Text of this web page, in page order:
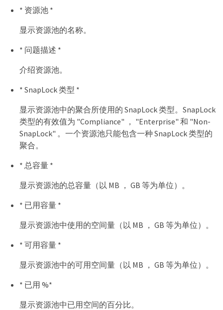
* 资源池 *
显示资源池的名称。
* 问题描述 *
介绍资源池。
* SnapLock 类型 *
显示资源池中的聚合所使用的 SnapLock 类型。SnapLock
类型的有效值为 "Compliance" ， "Enterprise" 和 "Non-
SnapLock" 。一个资源池只能包含一种 SnapLock 类型的
聚合。
* 总容量 *
显示资源池的总容量（以 MB ， GB 等为单位）。
* 已用容量 *
显示资源池中使用的空间量（以 MB ， GB 等为单位）。
* 可用容量 *
显示资源池中的可用空间量（以 MB ， GB 等为单位）。
* 已用 %*
显示资源池中已用空间的百分比。